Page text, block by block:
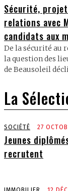
Sécurité,
relations avec
candidats aux
De la sécurité au
la question des
de Beausoleil
La
SOCIÉTÉ 27
Jeunes
recrutent